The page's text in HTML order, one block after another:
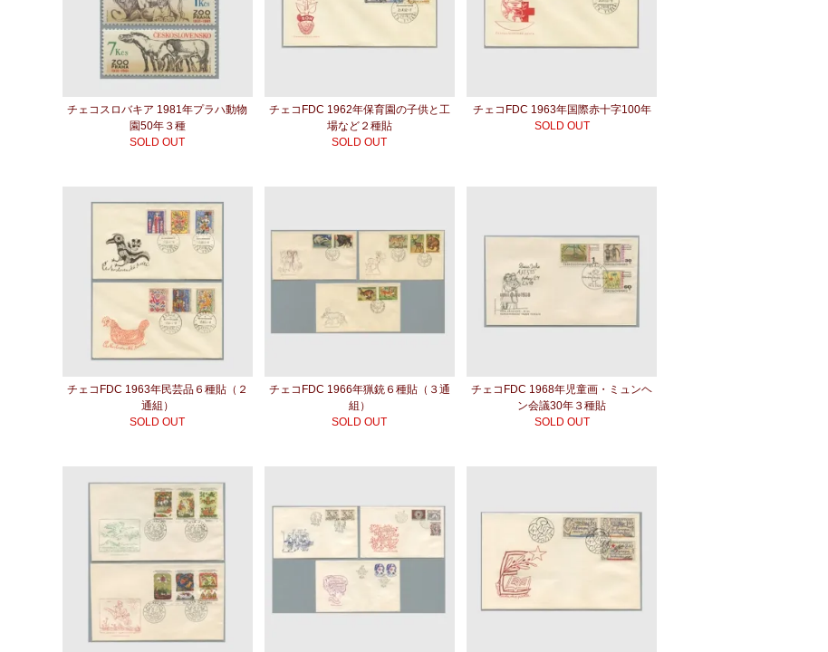
チェコスロバキア 1981年プラハ動物
園50年３種
SOLD OUT
チェコFDC 1962年保育園の子供と工
場など２種貼
SOLD OUT
チェコFDC 1963年国際赤十字100年
SOLD OUT
チェコFDC 1963年民芸品６種貼（２
通組）
SOLD OUT
チェコFDC 1966年猟銃６種貼（３通
組）
SOLD OUT
チェコFDC 1968年児童画・ミュンヘ
ン会議30年３種貼
SOLD OUT